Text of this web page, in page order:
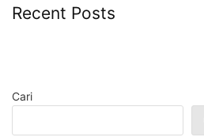
Recent Posts
Cari